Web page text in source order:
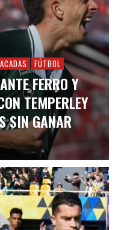
FÚTBOL
FERRO Y
TEMPERLEY
SIN GANAR